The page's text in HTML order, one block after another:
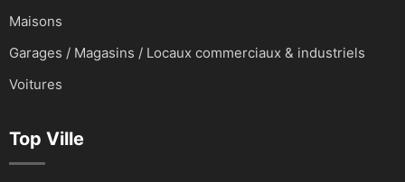
Maisons
Garages / Magasins / Locaux commerciaux & industriels
Voitures
Top Ville